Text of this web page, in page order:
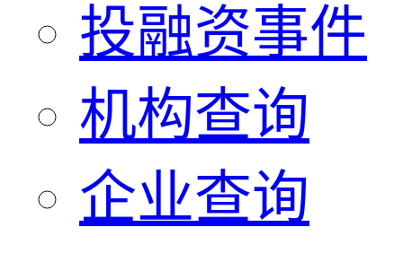
投融资事件
机构查询
企业查询